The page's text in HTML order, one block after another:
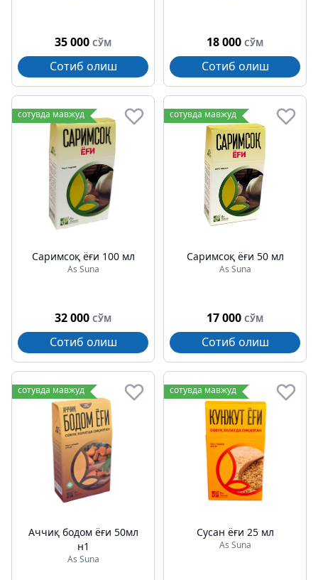
35 000 СЎМ
Сотиб олиш
18 000 СЎМ
Сотиб олиш
сотувда мавжуд
Саримсоқ ёғи 100 мл
As Suna
32 000 СЎМ
Сотиб олиш
сотувда мавжуд
Саримсоқ ёғи 50 мл
As Suna
17 000 СЎМ
Сотиб олиш
сотувда мавжуд
Аччиқ бодом ёғи 50мл
н1
As Suna
сотувда мавжуд
Сусан ёғи 25 мл
As Suna